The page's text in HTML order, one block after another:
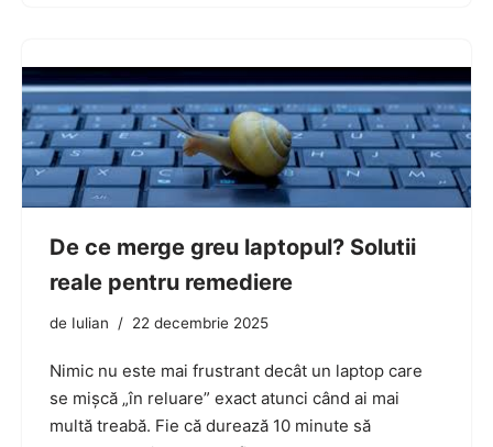
De ce merge greu laptopul? Solutii
reale pentru remediere
de Iulian 22 decembrie 2025
Nimic nu este mai frustrant decât un laptop care
se mișcă „în reluare” exact atunci când ai mai
multă treabă. Fie că durează 10 minute să